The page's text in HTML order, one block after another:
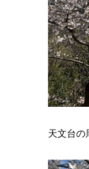
天文台の